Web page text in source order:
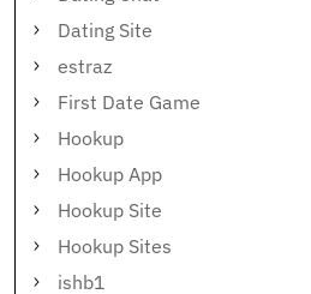
Dating Site
estraz
First Date Game
Hookup
Hookup App
Hookup Site
Hookup Sites
ishb1